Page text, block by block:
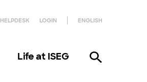
HELPDESK LOGIN ENGLISH
Life at ISEG